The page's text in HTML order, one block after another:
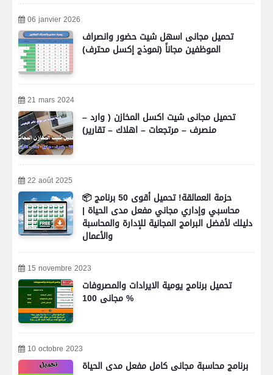
06 janvier 2026
تحميل مجانى اسهل شيت حضور وانصراف
الموظفين مجاناً (نموذج إكسل محترف)
21 mars 2024
تحميل مجانى شيت اكسل المخازن ( وارد –
منصرف – مرتجعات – اهلاك – تقارير)
22 août 2025
📦 حزمة العمالقة! تحميل أقوى 50 برنامج
محاسبي وإداري مجاني مفعل مدى الحياة |
دليلك لأفضل البرامج المجانية للإدارة والمحاسبة
والأعمال
15 novembre 2023
تحميل برنامج يومية الايرادات والمصروفات
مجانى 100 %
10 octobre 2023
برنامج محاسبة مجانى كامل مفعل مدى الحياة